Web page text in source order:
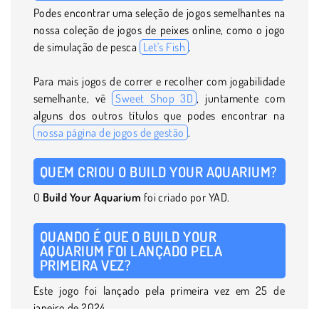
Podes encontrar uma seleção de jogos semelhantes na
nossa coleção de jogos de peixes online, como o jogo
de simulação de pesca Let's Fish .
Para mais jogos de correr e recolher com jogabilidade
semelhante, vê Sweet Shop 3D , juntamente com
alguns dos outros títulos que podes encontrar na
nossa página de jogos de gestão .
QUEM CRIOU O BUILD YOUR AQUARIUM?
O Build Your Aquarium foi criado por YAD.
QUANDO É QUE O BUILD YOUR
AQUARIUM FOI LANÇADO PELA
PRIMEIRA VEZ?
Este jogo foi lançado pela primeira vez em 25 de